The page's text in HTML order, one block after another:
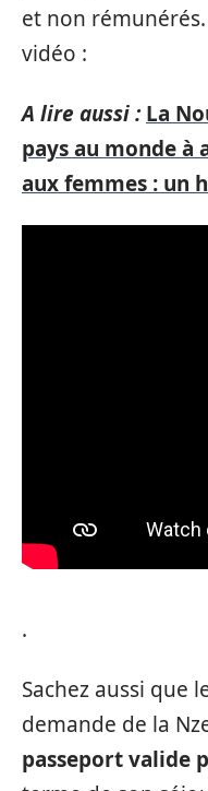
et non
vidéo :
A lire aussi : La
pays au monde
aux femmes : un
.
Sachez aussi que
demande de la
passeport valide